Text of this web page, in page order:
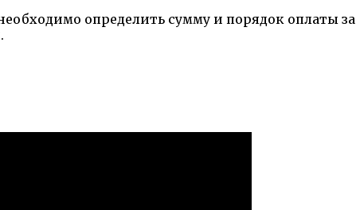
определить сумму и порядок оплаты